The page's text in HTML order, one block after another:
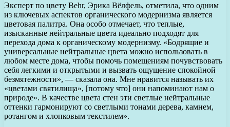
Эксперт по цвету Behr, Эрика Вёлфель, отметила, что одним
из ключевых аспектов органического модернизма является
цветовая палитра. Она особо отмечает, что теплые,
изысканные нейтральные цвета идеально подходят для
перехода дома к органическому модернизму. «Бодрящие и
универсальные нейтральные цвета можно использовать в
любом месте дома, чтобы помочь помещениям почувствовать
себя легкими и открытыми и вызвать ощущение спокойной
безмятежности», — сказала она. Мне нравится называть их
«цветами святилища», [потому что] они напоминают нам о
природе». В качестве цвета стен эти светлые нейтральные
оттенки гармонируют со светлыми тонами дерева, камнем,
ротангом и хлопковым текстилем».